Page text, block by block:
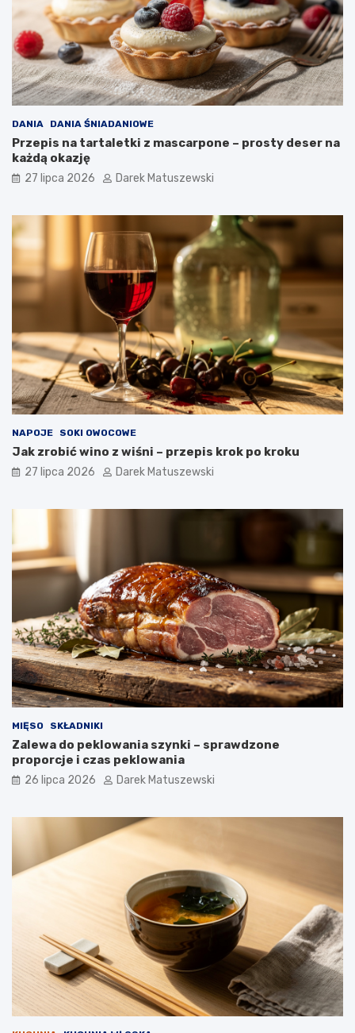
DANIA DANIA ŚNIADANIOWE
Przepis na tartaletki z mascarpone – prosty deser na
każdą okazję
27 lipca 2026 Darek Matuszewski
NAPOJE SOKI OWOCOWE
Jak zrobić wino z wiśni – przepis krok po kroku
27 lipca 2026 Darek Matuszewski
MIĘSO SKŁADNIKI
Zalewa do peklowania szynki – sprawdzone
proporcje i czas peklowania
26 lipca 2026 Darek Matuszewski